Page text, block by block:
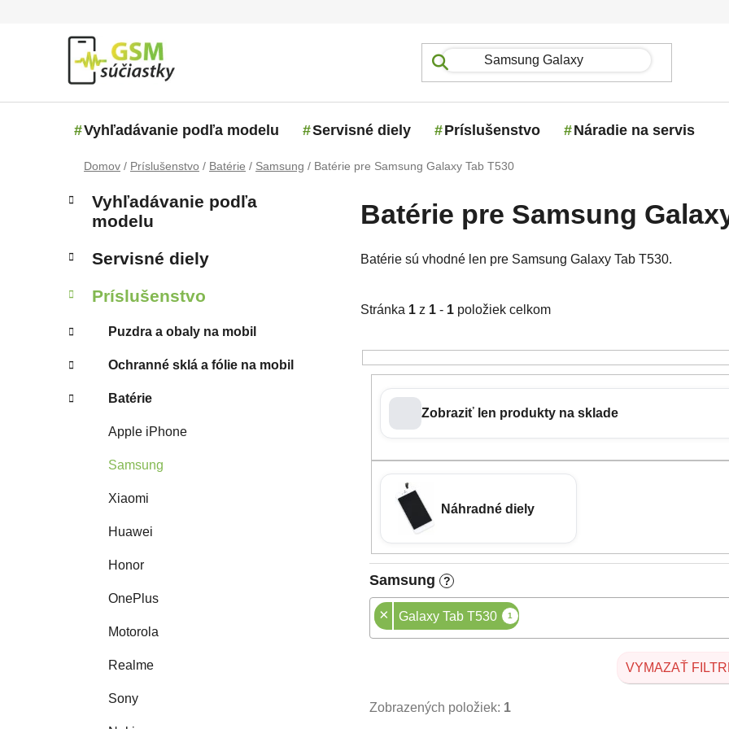
Vyhľadávanie podľa modelu Servisné diely Príslušenstvo Náradie na servis
Domov / Príslušenstvo / Batérie / Samsung / Batérie pre Samsung Galaxy Tab T530
Bočný panel
Kategórie
Vyhľadávanie podľa
modelu
Servisné diely
Príslušenstvo
Puzdra a obaly na mobil
Ochranné sklá a fólie na mobil
Batérie
Apple iPhone
Samsung
Xiaomi
Huawei
Honor
OnePlus
Motorola
Realme
Sony
Batérie pre Samsung
Batérie sú vhodné len pre Samsung Galaxy Tab T530.
Stránka 1 z 1 - 1 položiek celkom
Zobraziť len produkty na sklade
Náhradné diely
Samsung ?
× Galaxy Tab T530 1
VYMAZAŤ
Zobrazených položiek: 1